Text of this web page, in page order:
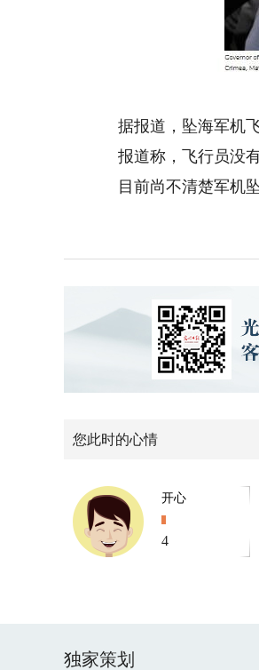
据报道，坠海军机飞
报道称，飞行员没有
目前尚不清楚军机坠
您此时的心情
开心
4
独家策划